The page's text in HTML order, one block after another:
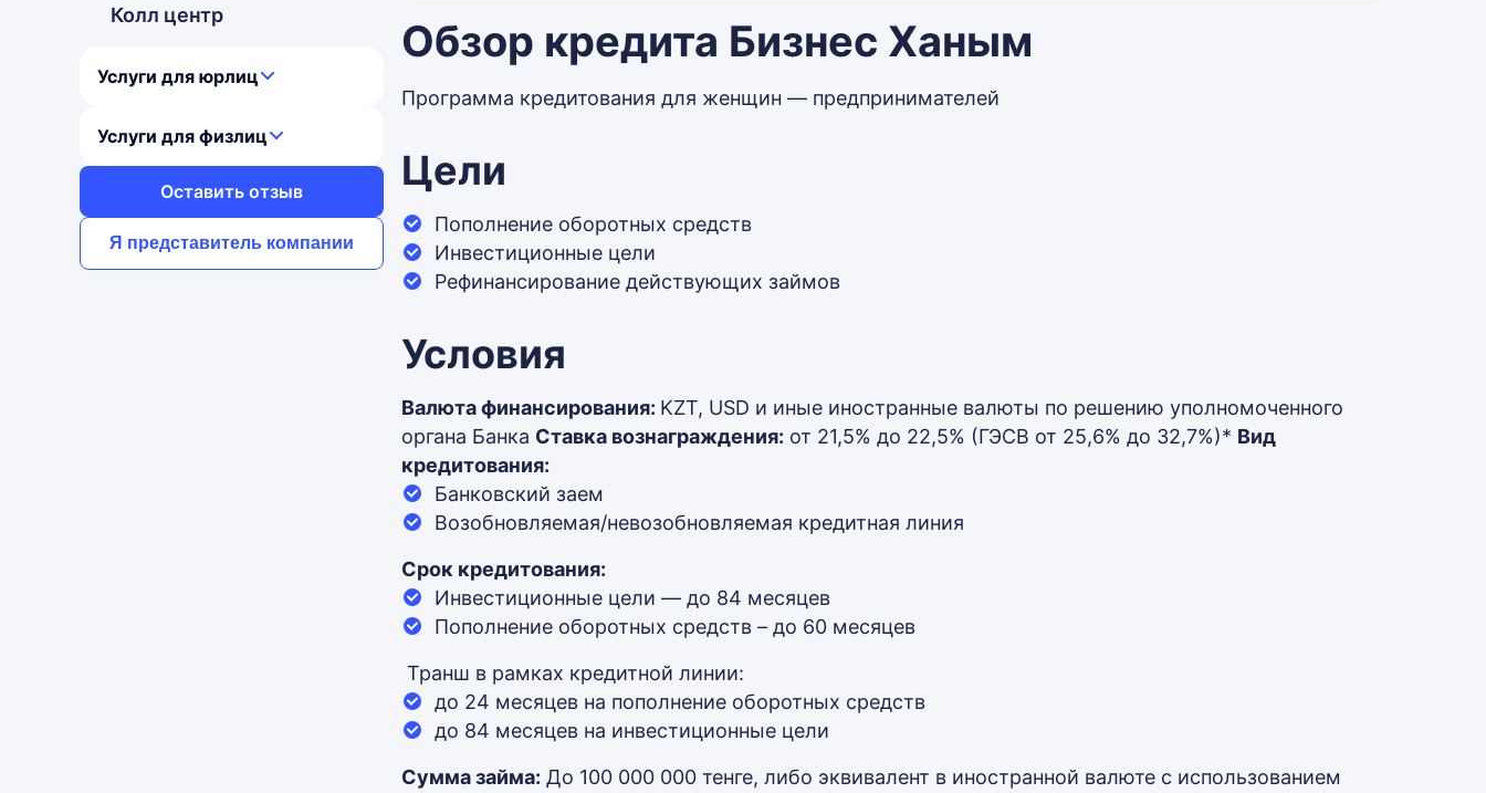
Колл центр
Услуги для юрлиц
Услуги для физлиц
Оставить отзыв
Я представитель компании
Обзор кредита Бизнес Ханым
Программа кредитования для женщин — предпринимателей
Цели
Пополнение оборотных средств
Инвестиционные цели
Рефинансирование действующих займов
Условия
Валюта финансирования: KZT, USD и иные иностранные валюты по решению уполномоченного
органа Банка Ставка вознаграждения: от 21,5% до 22,5% (ГЭСВ от 25,6% до 32,7%)* Вид
кредитования:
Банковский заем
Возобновляемая/невозобновляемая кредитная линия
Срок кредитования:
Инвестиционные цели — до 84 месяцев
Пополнение оборотных средств – до 60 месяцев
Транш в рамках кредитной линии:
до 24 месяцев на пополнение оборотных средств
до 84 месяцев на инвестиционные цели
Сумма займа: До 100 000 000 тенге, либо эквивалент в иностранной валюте с использованием